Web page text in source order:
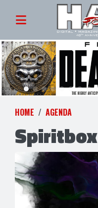
HOME AGENDA
Spiritbox